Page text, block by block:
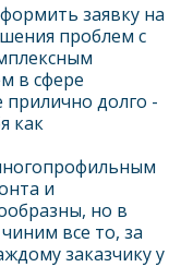
заявку на
проблем с
в сфере
прилично долго -
как
и
но в
все то, за
заказчику у